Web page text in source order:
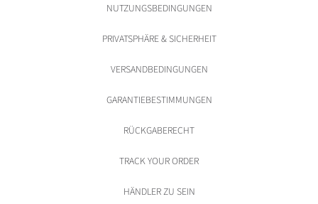
NUTZUNGSBEDINGUNGEN
PRIVATSPHÄRE & SICHERHEIT
VERSANDBEDINGUNGEN
GARANTIEBESTIMMUNGEN
RÜCKGABERECHT
TRACK YOUR ORDER
HÄNDLER ZU SEIN